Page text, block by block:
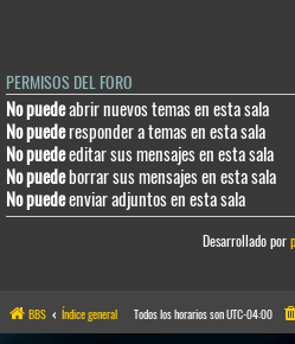
PERMISOS DEL FORO
No puedeabrir nuevos temas en esta sala
No puederesponder a temas en esta sala
No puedeeditar sus mensajes en esta sala
No puedeborrar sus mensajes en esta sala
No puedeenviar adjuntos en esta sala
Desarrollado por
BBS Índice general Todos los horarios sonUTC-04:00